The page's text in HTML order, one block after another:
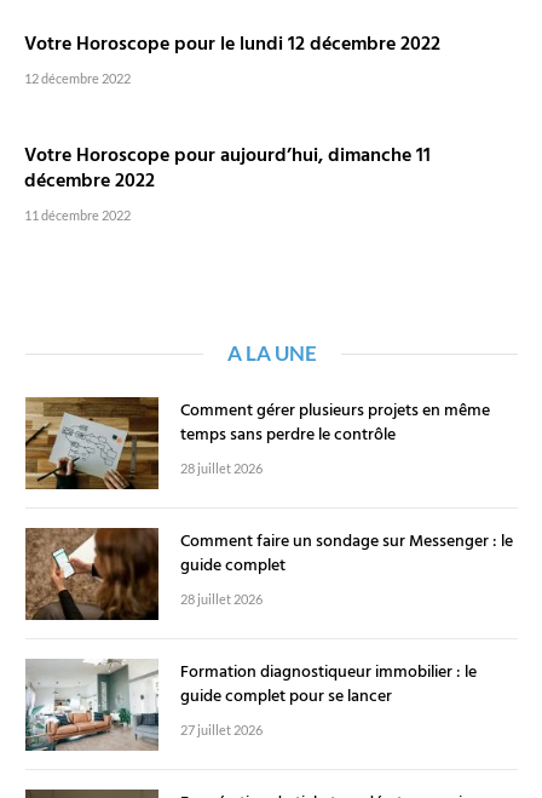
Votre Horoscope pour le lundi 12 décembre 2022
12 décembre 2022
Votre Horoscope pour aujourd’hui, dimanche 11
décembre 2022
11 décembre 2022
A LA UNE
Comment gérer plusieurs projets en même
temps sans perdre le contrôle
28 juillet 2026
Comment faire un sondage sur Messenger : le
guide complet
28 juillet 2026
Formation diagnostiqueur immobilier : le
guide complet pour se lancer
27 juillet 2026